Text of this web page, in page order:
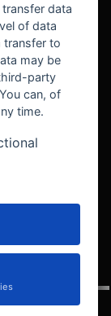
data
of data
transfer to
may be
party
can, of
time.